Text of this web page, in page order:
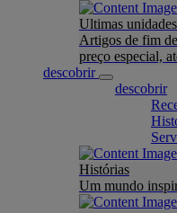
Ultimas unidades
Artigos de fim
preço especial,
descobrir
descobrir
Histórias
Um mundo